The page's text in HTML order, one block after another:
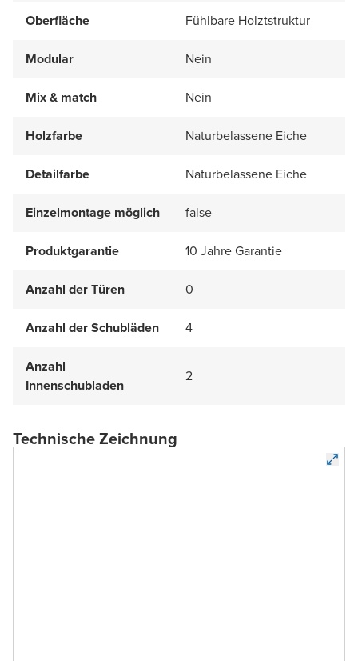
Oberfläche Fühlbare Holztstruktur
Modular Nein
Mix & match Nein
Holzfarbe Naturbelassene Eiche
Detailfarbe Naturbelassene Eiche
Einzelmontage möglich false
Produktgarantie 10 Jahre Garantie
Anzahl der Türen 0
Anzahl der Schubläden 4
Anzahl
Innenschubladen
2
Technische Zeichnung